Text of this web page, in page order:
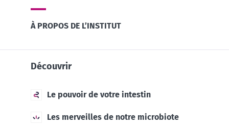
À PROPOS DE L’INSTITUT
Découvrir
Le pouvoir de votre intestin
Les merveilles de notre microbiote